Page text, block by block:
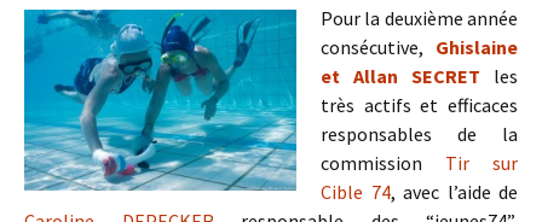
Pour la deuxième année
consécutive, Ghislaine
et Allan SECRET les
très actifs et efficaces
responsables de la
commission Tir sur
Cible 74, avec l’aide de